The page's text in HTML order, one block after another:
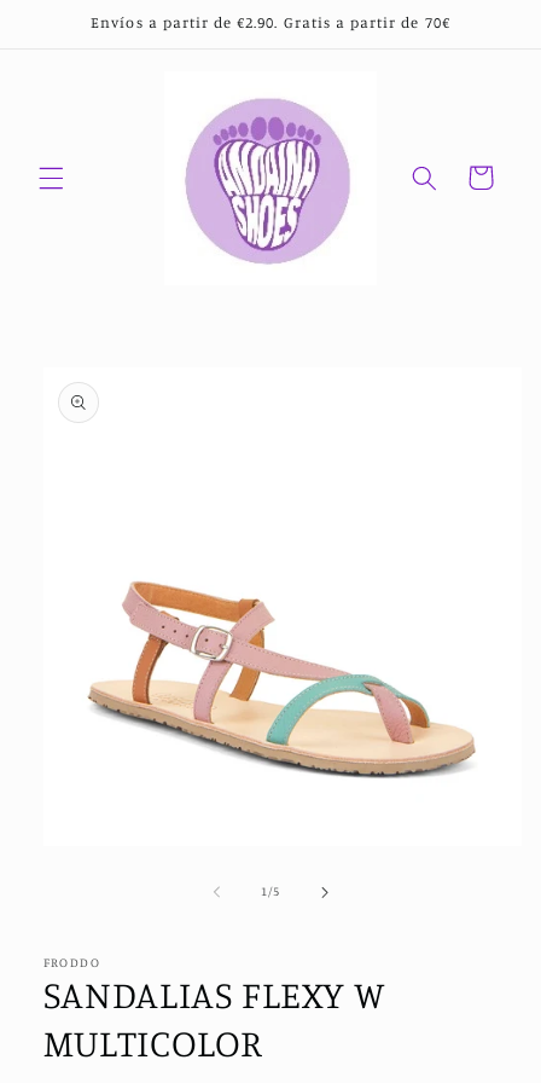
directamenteEnvíos a partir de €2.90. Gratis a partir de 70€
Carrito
información
ventana
modal
1/de
5
FRODDO
SANDALIAS FLEXY W
MULTICOLOR